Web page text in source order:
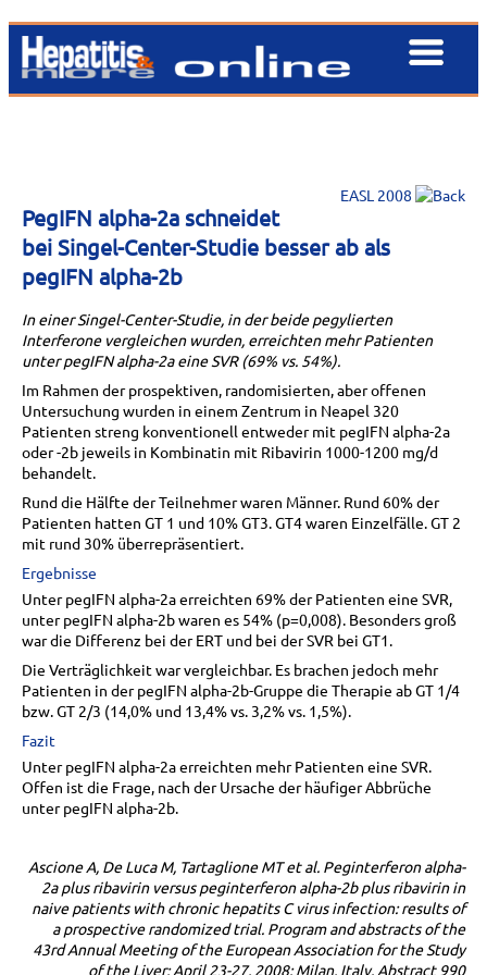
EASL 2008
PegIFN alpha-2a schneidet
bei Singel-Center-Studie besser ab als
pegIFN alpha-2b
In einer Singel-Center-Studie, in der beide pegylierten
Interferone vergleichen wurden, erreichten mehr Patienten
unter pegIFN alpha-2a eine SVR (69% vs. 54%).
Im Rahmen der prospektiven, randomisierten, aber offenen
Untersuchung wurden in einem Zentrum in Neapel 320
Patienten streng konventionell entweder mit pegIFN alpha-2a
oder -2b jeweils in Kombinatin mit Ribavirin 1000-1200 mg/d
behandelt.
Rund die Hälfte der Teilnehmer waren Männer. Rund 60% der
Patienten hatten GT 1 und 10% GT3. GT4 waren Einzelfälle. GT 2
mit rund 30% überrepräsentiert.
Ergebnisse
Unter pegIFN alpha-2a erreichten 69% der Patienten eine SVR,
unter pegIFN alpha-2b waren es 54% (p=0,008). Besonders groß
war die Differenz bei der ERT und bei der SVR bei GT1.
Die Verträglichkeit war vergleichbar. Es brachen jedoch mehr
Patienten in der pegIFN alpha-2b-Gruppe die Therapie ab GT 1/4
bzw. GT 2/3 (14,0% und 13,4% vs. 3,2% vs. 1,5%).
Fazit
Unter pegIFN alpha-2a erreichten mehr Patienten eine SVR.
Offen ist die Frage, nach der Ursache der häufiger Abbrüche
unter pegIFN alpha-2b.
Ascione A, De Luca M, Tartaglione MT et al. Peginterferon alpha-
2a plus ribavirin versus peginterferon alpha-2b plus ribavirin in
naive patients with chronic hepatits C virus infection: results of
a prospective randomized trial. Program and abstracts of the
43rd Annual Meeting of the European Association for the Study
of the Liver; April 23-27, 2008; Milan, Italy. Abstract 990